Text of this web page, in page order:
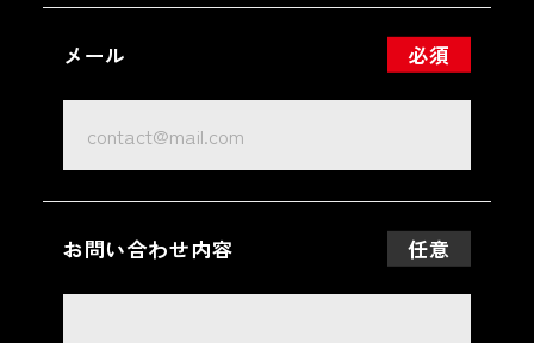
必須
メール
任意
お問い合わせ内容